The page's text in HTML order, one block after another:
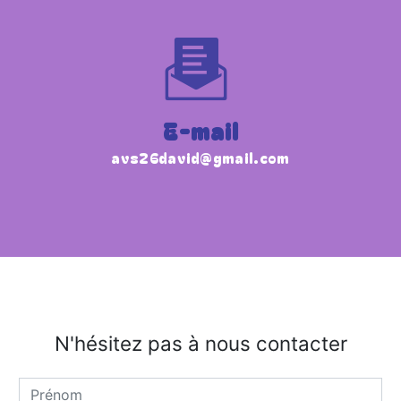
E-mail
avs26david@gmail.com
N'hésitez pas à nous contacter